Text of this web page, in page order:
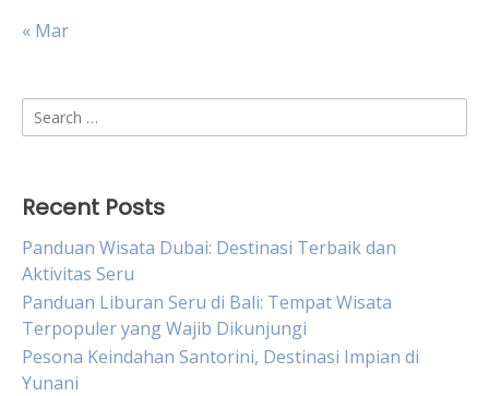
« Mar
Search
for:
Recent Posts
Panduan Wisata Dubai: Destinasi Terbaik dan
Aktivitas Seru
Panduan Liburan Seru di Bali: Tempat Wisata
Terpopuler yang Wajib Dikunjungi
Pesona Keindahan Santorini, Destinasi Impian di
Yunani